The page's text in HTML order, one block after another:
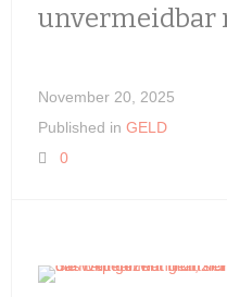
unvermeidbar
November 20, 2025
Published in GELD
0